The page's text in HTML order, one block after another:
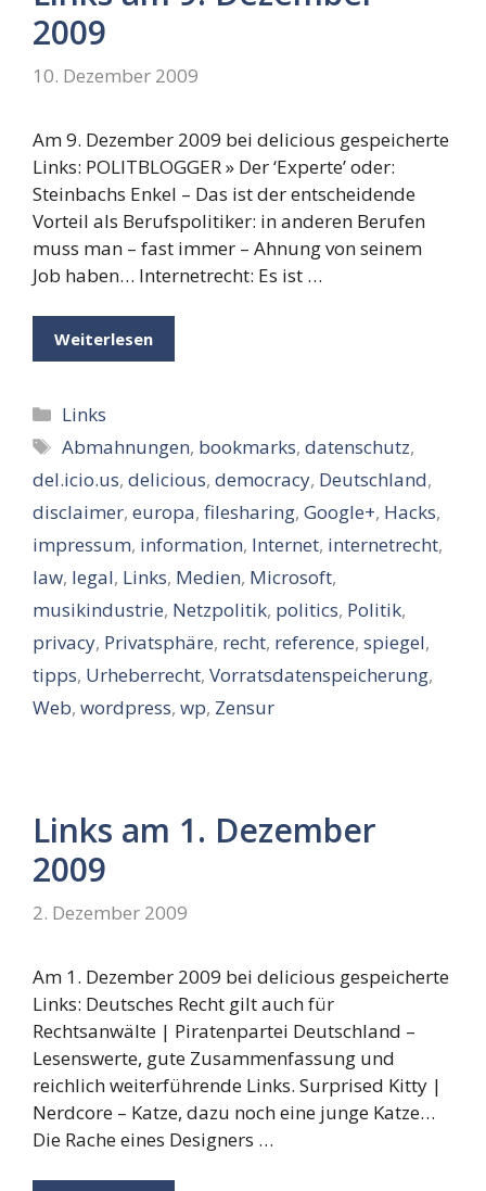
2009
10. Dezember 2009
Am 9. Dezember 2009 bei delicious gespeicherte
Links: POLITBLOGGER » Der ‘Experte’ oder:
Steinbachs Enkel – Das ist der entscheidende
Vorteil als Berufspolitiker: in anderen Berufen
muss man – fast immer – Ahnung von seinem
Job haben… Internetrecht: Es ist …
Weiterlesen
Kategorien
Links
Schlagwörter
Abmahnungen, bookmarks,datenschutz,
del.icio.us, delicious, democracy, Deutschland,
disclaimer, europa, filesharing, Google+, Hacks,
impressum, information, Internet, internetrecht,
law, legal, Links, Medien, Microsoft,
musikindustrie, Netzpolitik, politics, Politik,
privacy, Privatsphäre, recht, reference, spiegel,
tipps, Urheberrecht, Vorratsdatenspeicherung,
Web, wordpress, wp, Zensur
Links am 1. Dezember
2009
2. Dezember 2009
Am 1. Dezember 2009 bei delicious gespeicherte
Links: Deutsches Recht gilt auch für
Rechtsanwälte | Piratenpartei Deutschland –
Lesenswerte, gute Zusammenfassung und
reichlich weiterführende Links. Surprised Kitty |
Nerdcore – Katze, dazu noch eine junge Katze…
Die Rache eines Designers …